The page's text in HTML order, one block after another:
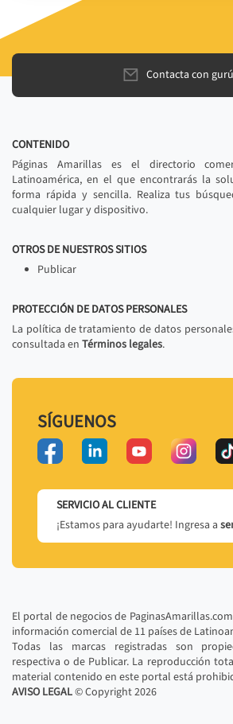
Contacta con gurú
CONTENIDO
Páginas Amarillas es el directorio
Latinoamérica, en el que encontrarás la
forma rápida y sencilla. Realiza tus
cualquier lugar y dispositivo.
OTROS DE NUESTROS SITIOS
Publicar
PROTECCIÓN DE DATOS PERSONALES
La política de tratamiento de datos
consultada en Términos legales.
SÍGUENOS
SERVICIO AL CLIENTE
¡Estamos para ayudarte! Ingresa a
El portal de negocios de
información comercial de 11 países de
Todas las marcas registradas son
respectiva o de Publicar. La reproducción
material contenido en este portal está
AVISO LEGAL© Copyright2026